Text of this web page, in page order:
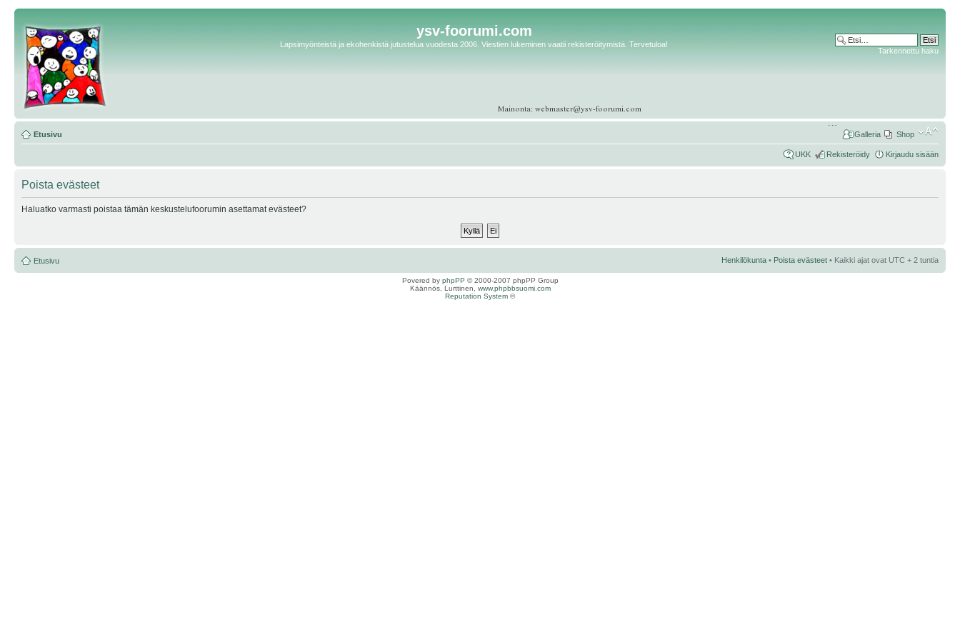
ysv-foorumi.com
Lapsimyönteistä ja ekohenkistä jutustelua vuodesta 2006. Viestien lukeminen vaatii rekisteröitymistä. Tervetuloa!
Tarkennettu haku
Etusivu Shop
Galleria
UKK Rekisteröidy Kirjaudu sisään
Poista evästeet
Haluatko varmasti poistaa tämän keskustelufoorumin asettamat evästeet?
Etusivu Henkilökunta • Poista evästeet • Kaikki ajat ovat UTC + 2 tuntia
Povered by phpPP © 2000-2007 phpPP Group
Käännös, Lurttinen, www.phpbbsuomi.com
Reputation System ©